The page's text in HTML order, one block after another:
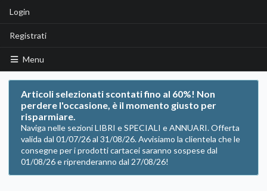
Login
Registrati
Menu
Articoli selezionati scontati fino al 60%! Non
perdere l'occasione, è il momento giusto per
risparmiare.
Naviga nelle sezioni LIBRI e SPECIALI e ANNUARI. Offerta
valida dal 01/07/26 al 31/08/26. Avvisiamo la clientela che le
consegne per i prodotti cartacei saranno sospese dal
01/08/26 e riprenderanno dal 27/08/26!